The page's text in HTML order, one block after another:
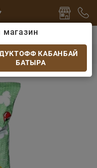
Попкорн
Corn 150 гр
магазин
КАБАНБАЙ
БАТЫРА